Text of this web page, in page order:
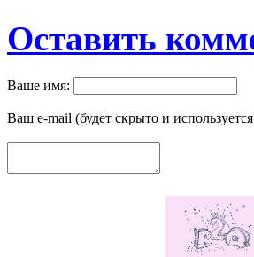
Оставить
Ваше имя:
Ваш e-mail (будет скрыто и